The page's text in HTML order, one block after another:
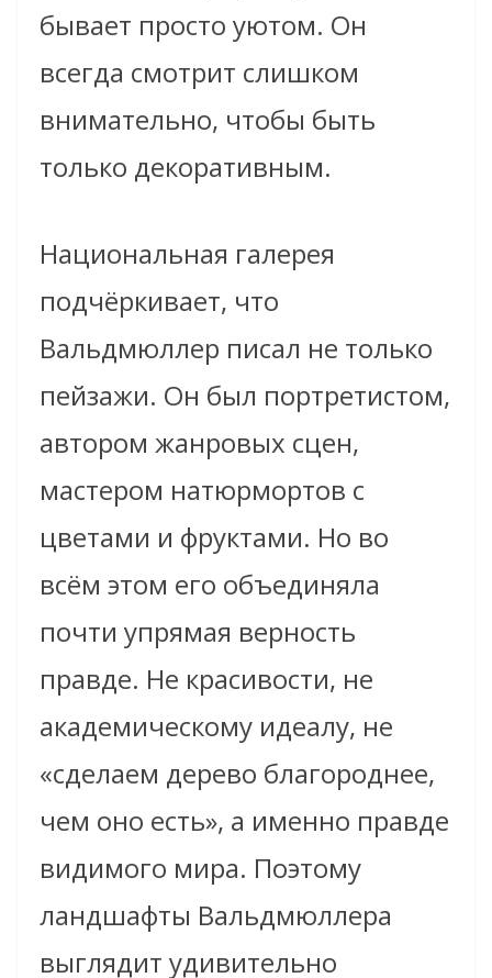
бывает просто уютом. Он
всегда смотрит слишком
внимательно, чтобы быть
только декоративным.
Национальная галерея
подчёркивает, что
Вальдмюллер писал не только
пейзажи. Он был портретистом,
автором жанровых сцен,
мастером натюрмортов с
цветами и фруктами. Но во
всём этом его объединяла
почти упрямая верность
правде. Не красивости, не
академическому идеалу, не
«сделаем дерево благороднее,
чем оно есть», а именно правде
видимого мира. Поэтому
ландшафты Вальдмюллера
выглядит удивительно